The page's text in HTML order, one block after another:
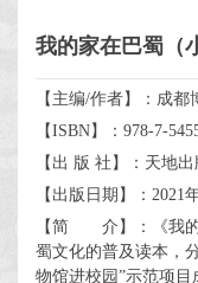
我的家在巴蜀（
【主编/作者】：成
【ISBN】：978-7-
【出 版 社】：天地
【出版日期】：2021
【简 介】：《我的
蜀文化的普及读本，
物馆进校园”示范项